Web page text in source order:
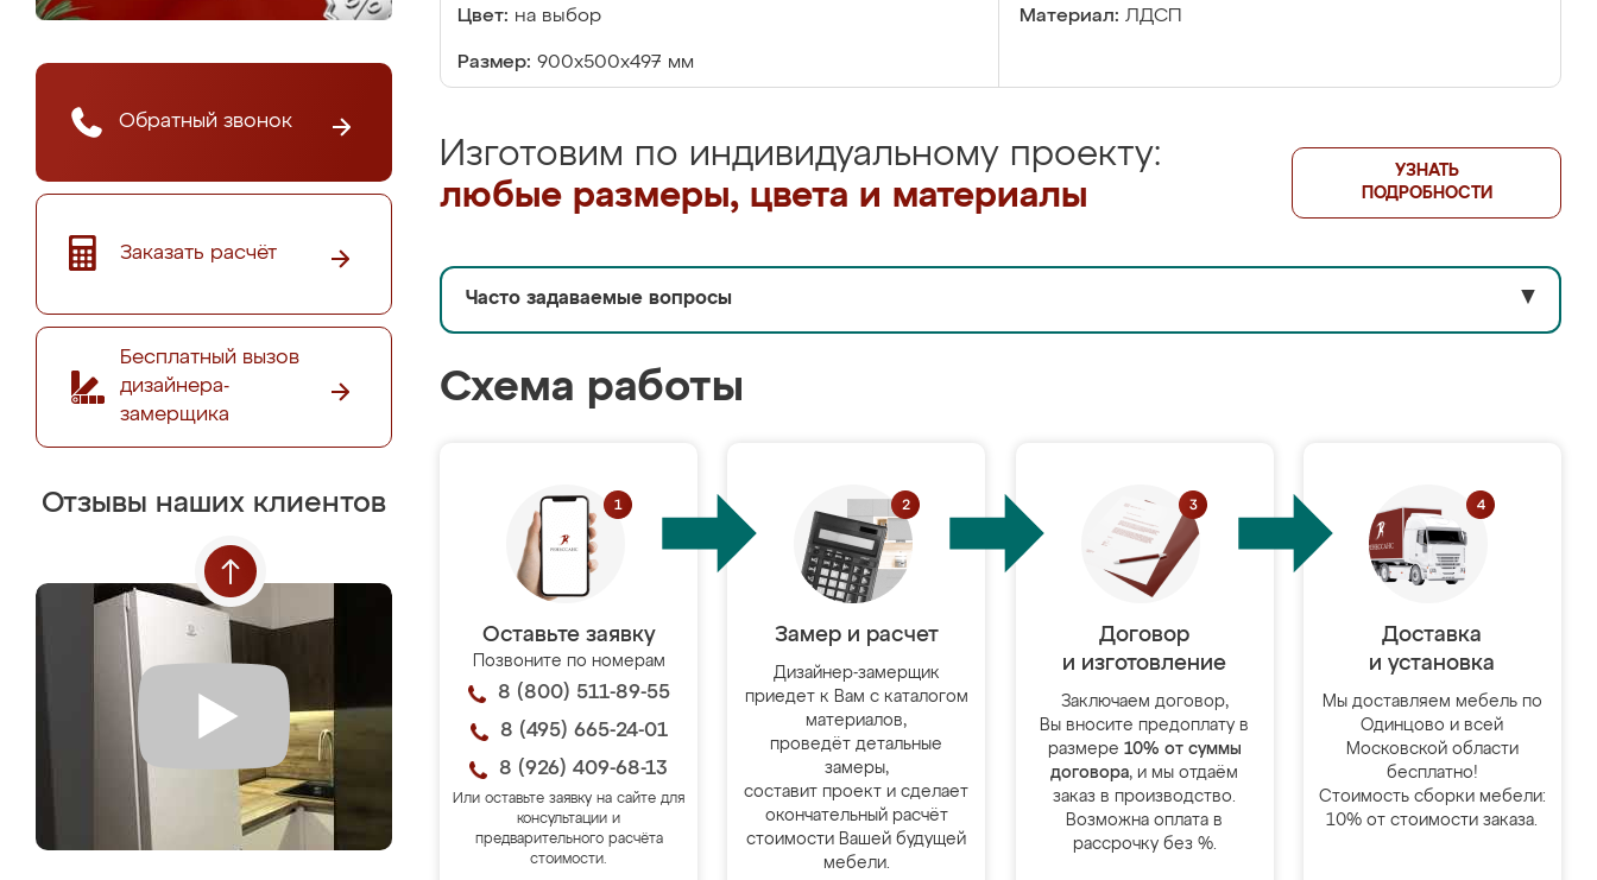
Обратный звонок
Заказать расчёт
Бесплатный вызов
дизайнера-
замерщика
Отзывы наших клиентов
Цвет: на выбор Материал: ЛДСП
Размер: 900х500х497 мм
Изготовим по индивидуальному проекту:
любые размеры, цвета и материалы
УЗНАТЬ
ПОДРОБНОСТИ
Часто задаваемые вопросы ▼
Схема работы
Оставьте заявку
Позвоните по номерам
8 (800) 511-89-55
8 (495) 665-24-01
8 (926) 409-68-13
Или оставьте заявку на сайте для
консультации и
предварительного расчёта
стоимости.
Замер и расчет
Дизайнер-замерщик
приедет к Вам с каталогом
материалов,
проведёт детальные
замеры,
составит проект и сделает
окончательный расчёт
стоимости Вашей будущей
мебели.
Договор
и изготовление
Заключаем договор,
Вы вносите предоплату в
размере 10% от суммы
договора, и мы отдаём
заказ в производство.
Возможна оплата в
рассрочку без %.
Доставка
и установка
Мы доставляем мебель по
Одинцово и всей
Московской области
бесплатно!
Стоимость сборки мебели:
10% от стоимости заказа.